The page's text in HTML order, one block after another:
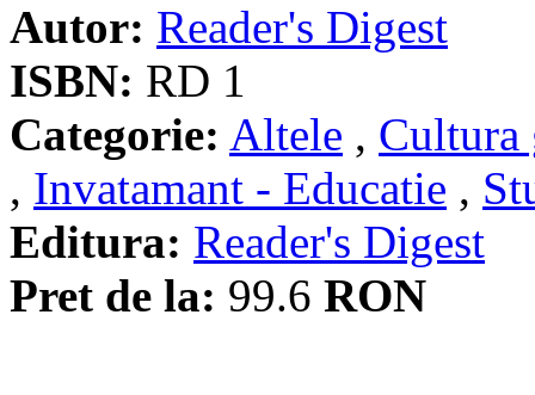
Autor: Reader's Digest
ISBN: RD 1
Categorie: Altele , Cultura
, Invatamant - Educatie ,
Editura: Reader's Digest
Pret de la: 99.6 RON